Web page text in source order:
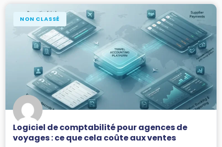
NON CLASSÉ
Logiciel de comptabilité pour agences de
voyages : ce que cela coûte aux ventes